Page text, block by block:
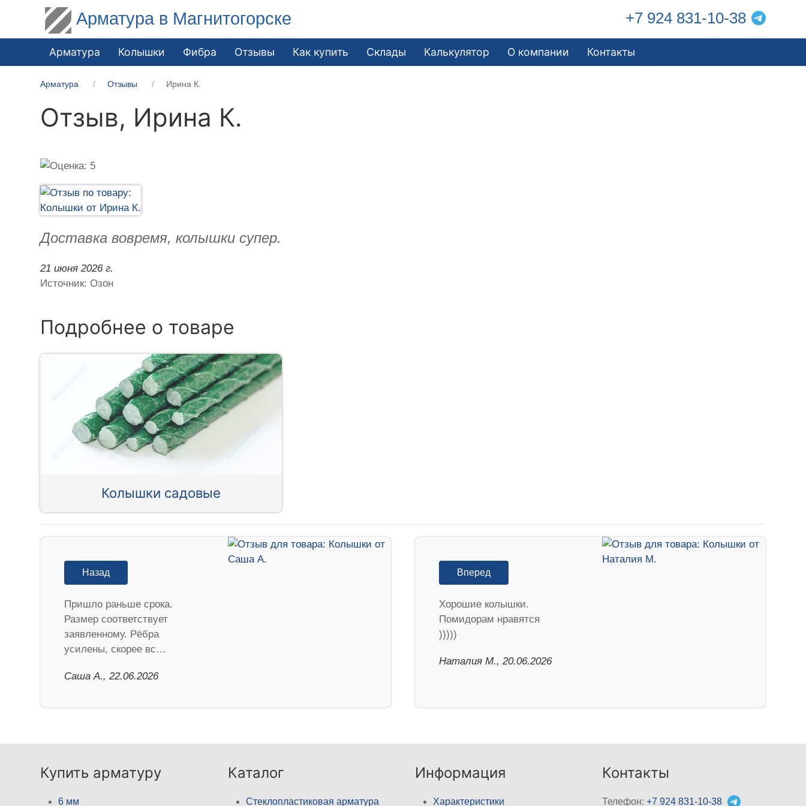
Арматура в Магнитогорске +7 924 831-10-38
Арматура Колышки Фибра Отзывы Как купить Склады Калькулятор О компании Контакты
Арматура Отзывы Ирина К.
Отзыв, Ирина К.
Доставка вовремя, колышки супер.
21 июня 2026 г.
Источник: Озон
Подробнее о товаре
Колышки садовые
Назад
Пришло раньше срока.
Размер соответствует
заявленному. Рёбра
усилены, скорее вс…
Саша А., 22.06.2026
Вперед
Хорошие колышки.
Помидорам нравятся
)))))
Наталия М., 20.06.2026
Купить арматуру
6 мм
Каталог
Стеклопластиковая арматура
Информация
Характеристики
Контакты
Телефон:+7 924 831-10-38